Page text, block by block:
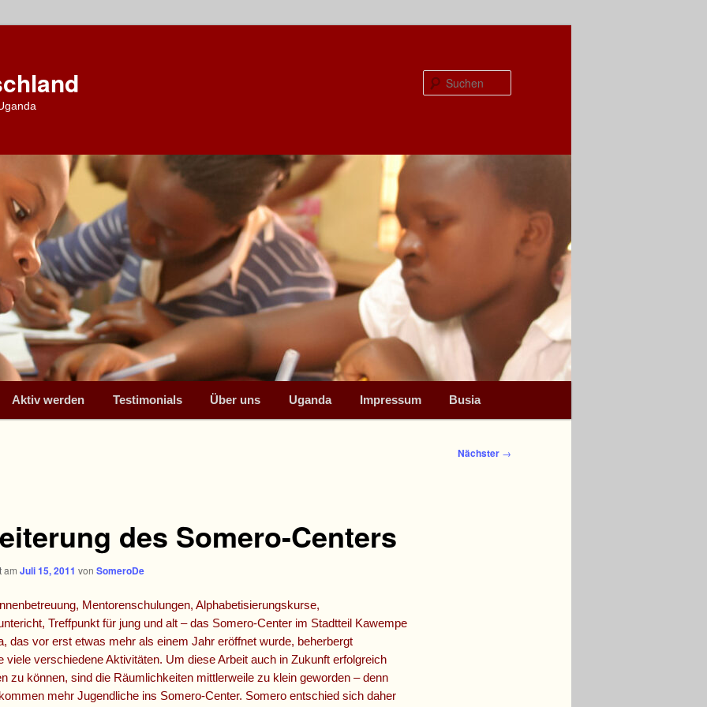
Aktiv werden Testimonials Über uns Uganda Impressum Busia
Nächster →
des Somero-Centers
am Juli 15, 2011 von SomeroDe
Mentorenschulungen, Alphabetisierungskurse,
Treffpunkt für jung und alt – das Somero-Center im Stadtteil Kawempe
das vor erst etwas mehr als einem Jahr eröffnet wurde, beherbergt
viele verschiedene Aktivitäten. Um diese Arbeit auch in Zukunft erfolgreich
zu können, sind die Räumlichkeiten mittlerweile zu klein geworden – denn
mehr Jugendliche ins Somero-Center. Somero entschied sich daher